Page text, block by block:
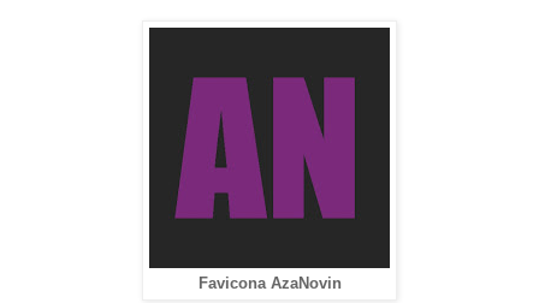
Favicona AzaNovin